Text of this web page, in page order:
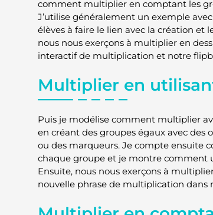
comment multiplier en comptant les
J’utilise généralement un exemple
élèves à faire le lien avec la création
nous nous exerçons à multiplier en
interactif de multiplication et notre
Multiplier en
Puis je modélise comment multiplier
en créant des groupes égaux avec des
ou des marqueurs. Je compte ensuite
chaque groupe et je montre comment
Ensuite, nous nous exerçons à
nouvelle phrase de multiplication